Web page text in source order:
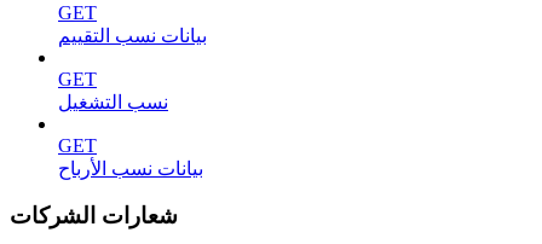
GET
بيانات نسب التقييم
GET
نسب التشغيل
GET
بيانات نسب الأرباح
شعارات الشركات